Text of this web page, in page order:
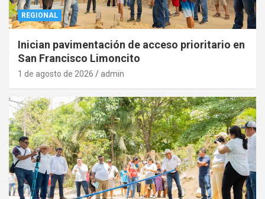
REGIONAL
Inician pavimentación de acceso prioritario en
San Francisco Limoncito
1 de agosto de 2026 admin